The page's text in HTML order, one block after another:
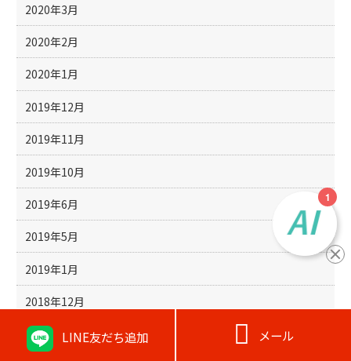
2020年3月
2020年2月
2020年1月
2019年12月
2019年11月
2019年10月
2019年6月
2019年5月
2019年1月
2018年12月
2018年10月LINE友だち追加  メール